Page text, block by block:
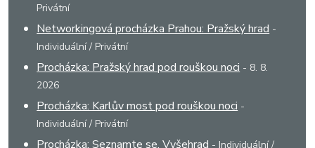
Privátní
Networkingová procházka Prahou: Pražský hrad -
Individuální / Privátní
Procházka: Pražský hrad pod rouškou noci - 8. 8.
2026
Procházka: Karlův most pod rouškou noci -
Individuální / Privátní
Procházka: Seznamte se, Vyšehrad - Individuální /